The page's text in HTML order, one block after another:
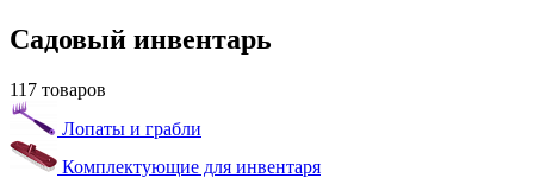
Садовый инвентарь
117 товаров
Лопаты и грабли
Комплектующие для инвентаря